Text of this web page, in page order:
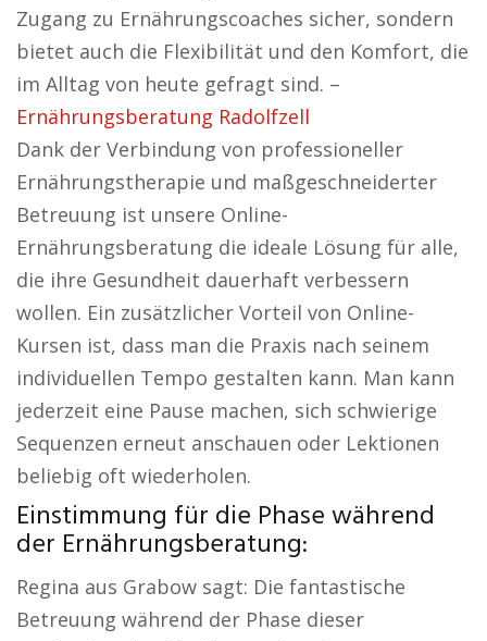
Zugang zu Ernährungscoaches sicher, sondern
bietet auch die Flexibilität und den Komfort, die
im Alltag von heute gefragt sind. –
Ernährungsberatung Radolfzell
Dank der Verbindung von professioneller
Ernährungstherapie und maßgeschneiderter
Betreuung ist unsere Online-
Ernährungsberatung die ideale Lösung für alle,
die ihre Gesundheit dauerhaft verbessern
wollen. Ein zusätzlicher Vorteil von Online-
Kursen ist, dass man die Praxis nach seinem
individuellen Tempo gestalten kann. Man kann
jederzeit eine Pause machen, sich schwierige
Sequenzen erneut anschauen oder Lektionen
beliebig oft wiederholen.
Einstimmung für die Phase während
der Ernährungsberatung:
Regina aus Grabow sagt: Die fantastische
Betreuung während der Phase dieser